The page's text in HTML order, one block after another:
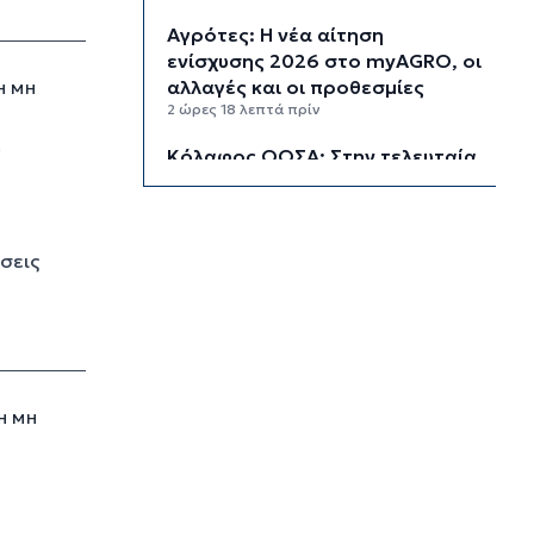
ΜΗ
ΜΗ
Αγρότες: Η νέα αίτηση
ενίσχυσης 2026 στο myAGRO, οι
αλλαγές και οι προθεσμίες
2 ώρες 18 λεπτά πρίν
Κόλαφος ΟΟΣΑ: Στην τελευταία
θέση η Ελλάδα για το